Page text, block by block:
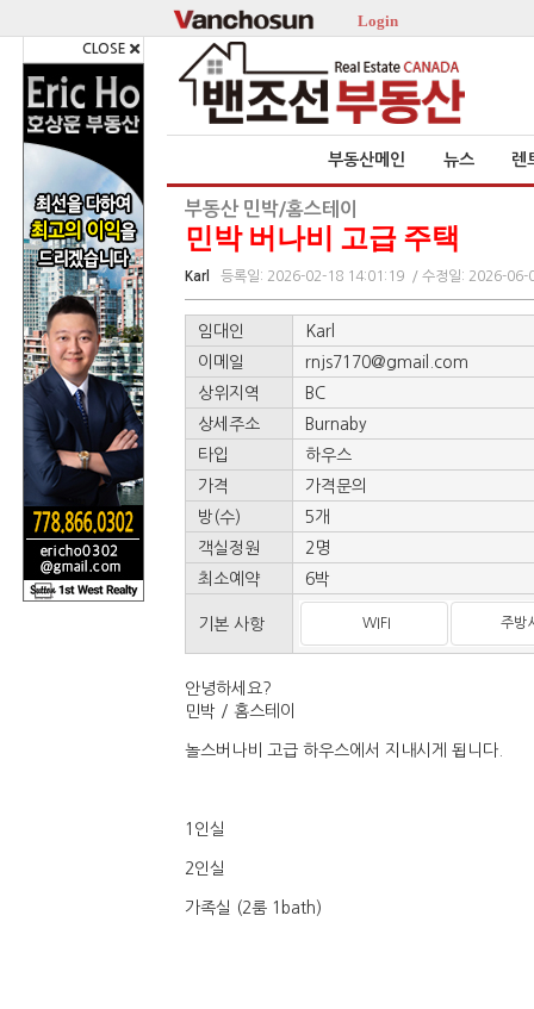
Login
부동산메인 뉴스 렌
CLOSE
부동산 민박/홈스테이
민박 버나비 고급 주택
Karl 등록일: 2026-02-18 14:01:19 / 수정일: 2026-06-
임대인
Karl
이메일
rnjs7170@gmail.com
상위지역
BC
상세주소
Burnaby
타입
하우스
가격
가격문의
방(수)
5개
객실정원
2명
최소예약
6박
기본 사항 WIFI 주방
안녕하세요?
민박 / 홈스테이
놀스버나비 고급 하우스에서 지내시게 됩니다.
1인실
2인실
가족실 (2룸 1bath)